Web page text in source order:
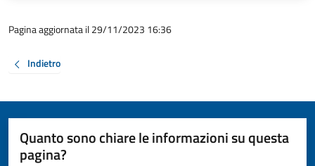
Pagina aggiornata il 29/11/2023 16:36
Indietro
Quanto sono chiare le informazioni su questa
pagina?